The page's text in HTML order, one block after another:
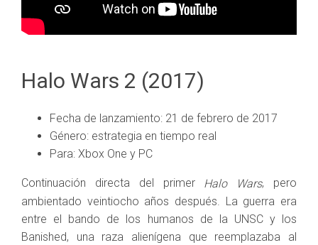
Halo Wars 2 (2017)
Fecha de lanzamiento: 21 de febrero de 2017
Género: estrategia en tiempo real
Para: Xbox One y PC
Continuación directa del primer Halo Wars, pero
ambientado veintiocho años después. La guerra era
entre el bando de los humanos de la UNSC y los
Banished, una raza alienígena que reemplazaba al